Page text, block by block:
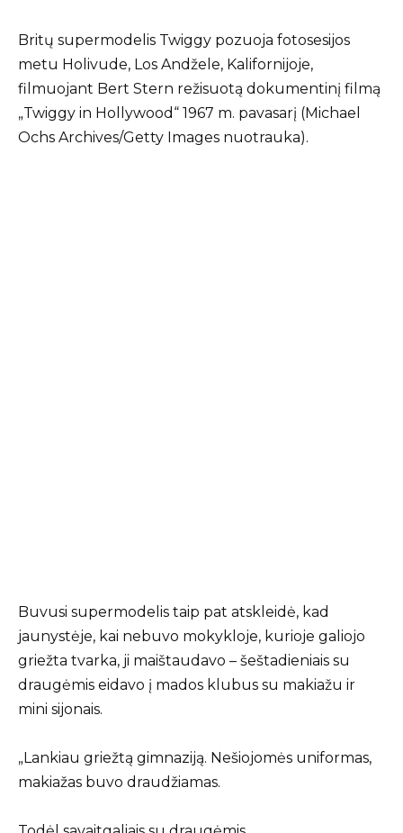
Britų supermodelis Twiggy pozuoja fotosesijos
metu Holivude, Los Andžele, Kalifornijoje,
filmuojant Bert Stern režisuotą dokumentinį filmą
„Twiggy in Hollywood“ 1967 m. pavasarį (Michael
Ochs Archives/Getty Images nuotrauka).
Buvusi supermodelis taip pat atskleidė, kad
jaunystėje, kai nebuvo mokykloje, kurioje galiojo
griežta tvarka, ji maištaudavo – šeštadieniais su
draugėmis eidavo į mados klubus su makiažu ir
mini sijonais.
„Lankiau griežtą gimnaziją. Nešiojomės uniformas,
makiažas buvo draudžiamas.